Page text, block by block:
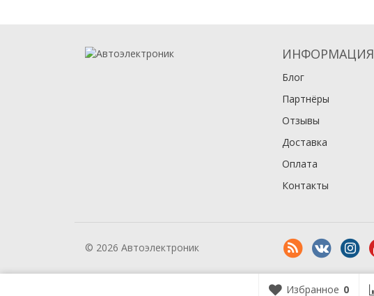
ИНФОРМАЦИЯ
Блог
Партнёры
Отзывы
Доставка
Оплата
Контакты
© 2026 Автоэлектроник
Избранное 0